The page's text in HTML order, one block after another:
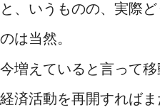
と、いうものの、実際
のは当然。
今増えていると言って
経済活動を再開すれば